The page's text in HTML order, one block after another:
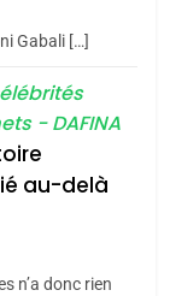
je dis
George
Gabali […]
- DAFINA
au-delà
n’a donc rien
le rapport
:
Thérèse